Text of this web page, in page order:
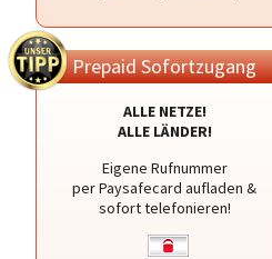
Prepaid Sofortzugang
ALLE NETZE!
ALLE LÄNDER!
Eigene Rufnummer
per Paysafecard aufladen &
sofort telefonieren!